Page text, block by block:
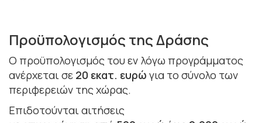
Προϋπολογισμός της Δράσης
Ο προϋπολογισμός του εν λόγω προγράμματος
ανέρχεται σε 20 εκατ. ευρώ για το σύνολο των
περιφερειών της χώρας.
Επιδοτούνται αιτήσεις